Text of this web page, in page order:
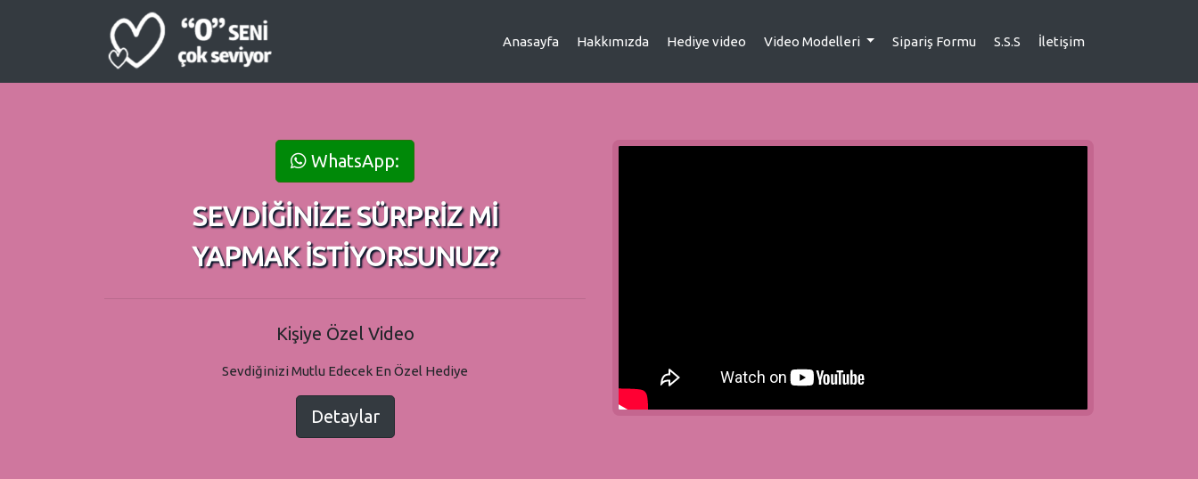
Anasayfa Hakkımızda Hediye video Video Modelleri Sipariş Formu S.S.S İletişim
WhatsApp:
SEVDİĞİNİZE SÜRPRİZ Mİ
YAPMAK İSTİYORSUNUZ?
Kişiye Özel Video
Sevdiğinizi Mutlu Edecek En Özel Hediye
Detaylar